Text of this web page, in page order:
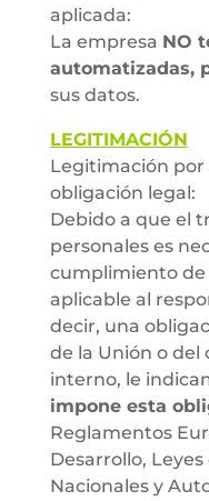
aplicada:
La empresa NO
automatizadas,
sus datos.
LEGITIMACIÓN
Legitimación
obligación legal:
Debido a que el
personales es
cumplimiento de
aplicable al
decir, una
de la Unión o
interno, le
impone esta
Reglamentos
Desarrollo,
Nacionales y